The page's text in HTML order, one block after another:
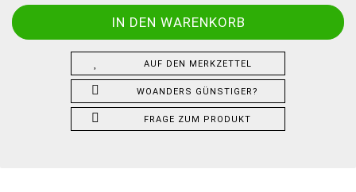
AUF DEN MERKZETTEL
WOANDERS GÜNSTIGER?
FRAGE ZUM PRODUKT